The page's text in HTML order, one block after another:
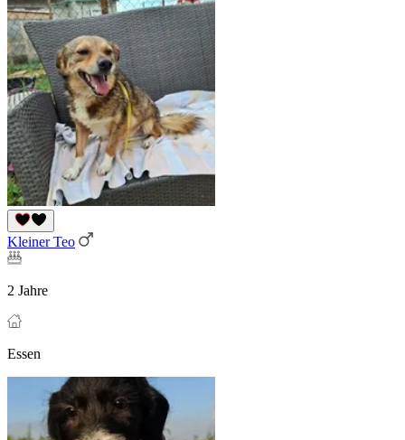
Kleiner Teo
2 Jahre
Essen